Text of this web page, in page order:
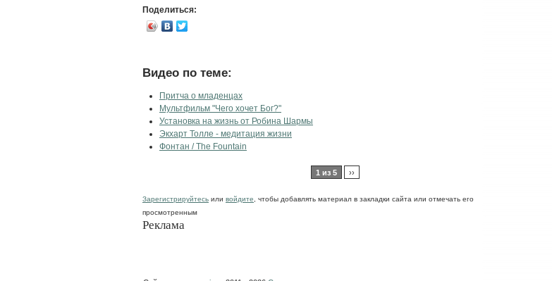
Поделиться:
Видео по теме:
Притча о младенцах
Мультфильм "Чего хочет Бог?"
Установка на жизнь от Робина Шармы
Экхарт Толле - медитация жизни
Фонтан / The Fountain
1 из 5 ››
Зарегистрируйтесь или войдите , чтобы добавлять материал в закладки сайта или отмечать его
просмотренным
Реклама